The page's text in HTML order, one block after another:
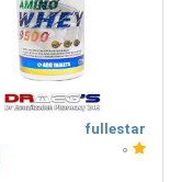
fullestar
0